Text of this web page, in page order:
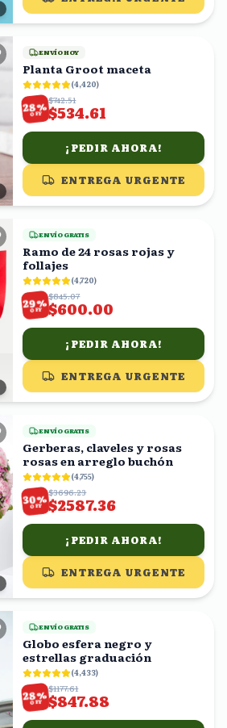
ENVÍO HOY
Planta Groot maceta
(4,420)
28%
OFF
$742.51
$534.61
¡PEDIR AHORA!
ENTREGA URGENTE
ENVÍO GRATIS
Ramo de 24 rosas rojas y
follajes
(4,720)
29%
OFF
$845.07
$600.00
¡PEDIR AHORA!
ENTREGA URGENTE
ENVÍO GRATIS
Gerberas, claveles y rosas
rosas en arreglo buchón
(4,755)
30%
OFF
$3696.23
$2587.36
¡PEDIR AHORA!
ENTREGA URGENTE
ENVÍO GRATIS
Globo esfera negro y
estrellas graduación
(4,433)
28%
OFF
$1177.61
$847.88